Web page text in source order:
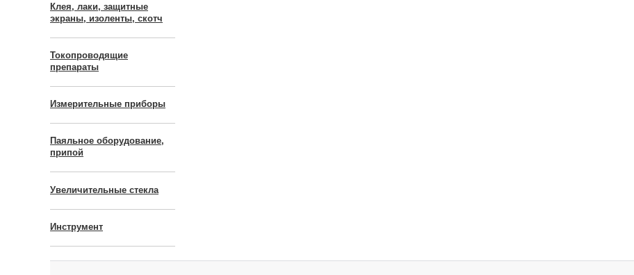
Клея, лаки, защитные
экраны, изоленты, скотч
Токопроводящие
препараты
Измерительные приборы
Паяльное оборудование,
припой
Увеличительные стекла
Инструмент